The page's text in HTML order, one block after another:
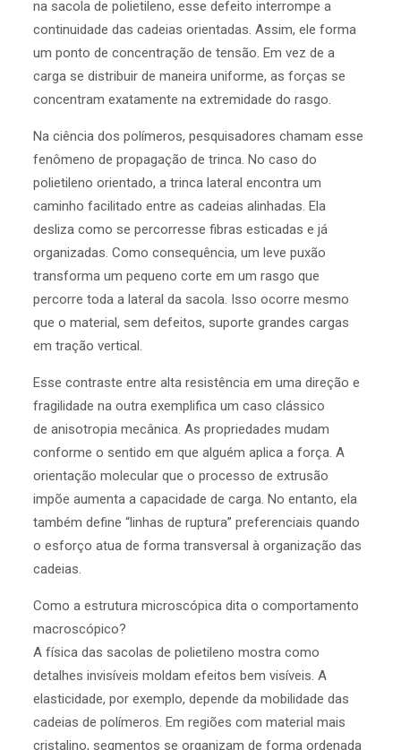
na sacola de polietileno, esse defeito interrompe a
continuidade das cadeias orientadas. Assim, ele forma
um ponto de concentração de tensão. Em vez de a
carga se distribuir de maneira uniforme, as forças se
concentram exatamente na extremidade do rasgo.
Na ciência dos polímeros, pesquisadores chamam esse
fenômeno de propagação de trinca. No caso do
polietileno orientado, a trinca lateral encontra um
caminho facilitado entre as cadeias alinhadas. Ela
desliza como se percorresse fibras esticadas e já
organizadas. Como consequência, um leve puxão
transforma um pequeno corte em um rasgo que
percorre toda a lateral da sacola. Isso ocorre mesmo
que o material, sem defeitos, suporte grandes cargas
em tração vertical.
Esse contraste entre alta resistência em uma direção e
fragilidade na outra exemplifica um caso clássico
de anisotropia mecânica. As propriedades mudam
conforme o sentido em que alguém aplica a força. A
orientação molecular que o processo de extrusão
impõe aumenta a capacidade de carga. No entanto, ela
também define “linhas de ruptura” preferenciais quando
o esforço atua de forma transversal à organização das
cadeias.
Como a estrutura microscópica dita o comportamento
macroscópico?
A física das sacolas de polietileno mostra como
detalhes invisíveis moldam efeitos bem visíveis. A
elasticidade, por exemplo, depende da mobilidade das
cadeias de polímeros. Em regiões com material mais
cristalino, segmentos se organizam de forma ordenada